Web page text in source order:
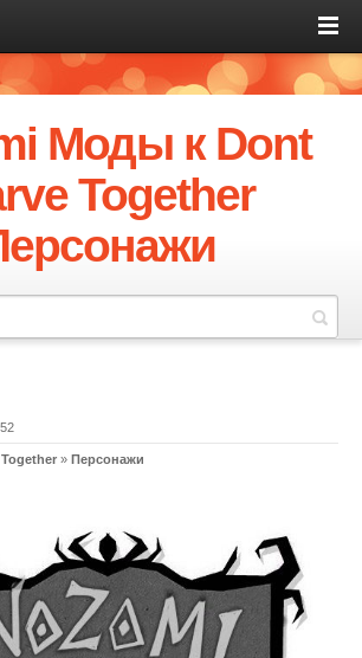
Моды к Dont
Together
» Персонажи